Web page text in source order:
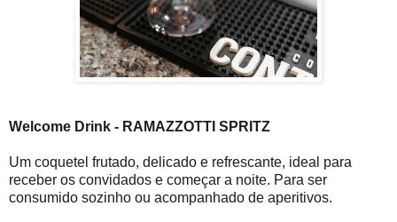
Welcome Drink - RAMAZZOTTI SPRITZ
Um coquetel frutado, delicado e refrescante, ideal para
receber os convidados e começar a noite. Para ser
consumido sozinho ou acompanhado de aperitivos.